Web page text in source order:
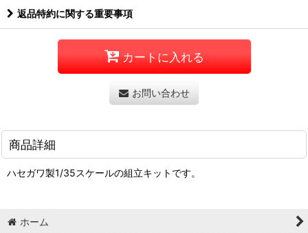
返品特約に関する重要事項
カートに入れる
お問い合わせ
商品詳細
ハセガワ製1/35スケールの組立キットです。
ホーム